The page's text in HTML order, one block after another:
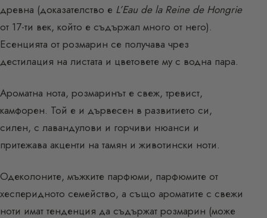
древна (доказателство е L’Eau de la Reine de Hongrie
от 17-ти век, който е съдържал много от него).
Есенцията от розмарин се получава чрез
дестилация на листата и цветовете му с водна пара.
Ароматна нота, розмаринът е свеж, тревист,
камфорен. Той е и дървесен в развитието си,
силен, с лавандулови и горчиви нюанси и
притежава акценти на тамян и животински ноти.
Одеколоните, мъжките парфюми, парфюмите от
хесперидното семейство, а също ароматите с свежи
ноти имат тенденция да съдържат розмарин (може